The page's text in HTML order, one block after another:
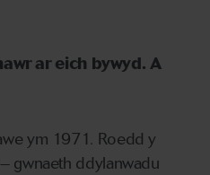
ar eich bywyd.A
ym 1971. Roedd y
– gwnaeth ddylanwadu